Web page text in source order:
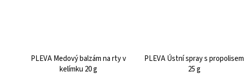
PLEVA Medový balzám na rty v
kelímku 20 g
PLEVA Ústní spray s propolisem
25 g